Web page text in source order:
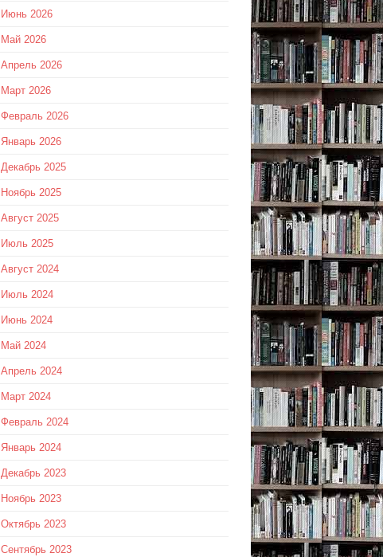
Июнь 2026
Май 2026
Апрель 2026
Март 2026
Февраль 2026
Январь 2026
Декабрь 2025
Ноябрь 2025
Август 2025
Июль 2025
Август 2024
Июль 2024
Июнь 2024
Май 2024
Апрель 2024
Март 2024
Февраль 2024
Январь 2024
Декабрь 2023
Ноябрь 2023
Октябрь 2023
Сентябрь 2023